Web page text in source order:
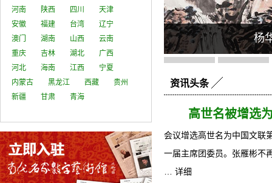
河南
陕西 四川
天津
安徽
福建 台湾
辽宁
澳门
湖南 山西
云南
重庆
吉林 湖北
广西
河北
海南 江西
宁夏
内蒙古
黑龙江 西藏
贵州
新疆
甘肃 青海
甜数字艺术馆 杨
资讯头条
高世名被增选
会议增选高世名为中国文联
一届主席团委员。张雁彬不
详细